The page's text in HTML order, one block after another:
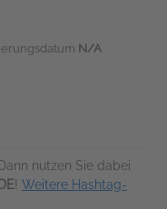
N/A
nutzen Sie dabei
! Weitere Hashtag-